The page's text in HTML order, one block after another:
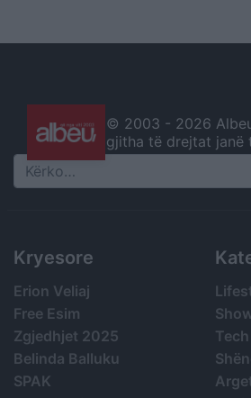
© 2003 - 2026
gjitha të drejtat janë
Search
Kryesore
Erion Veliaj
Free Esim
Zgjedhjet 2025
Belinda Balluku
SPAK
Tech